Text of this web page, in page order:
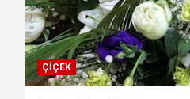
ÇIÇEK